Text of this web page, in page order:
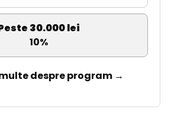
30.000 lei
10%
despre program →